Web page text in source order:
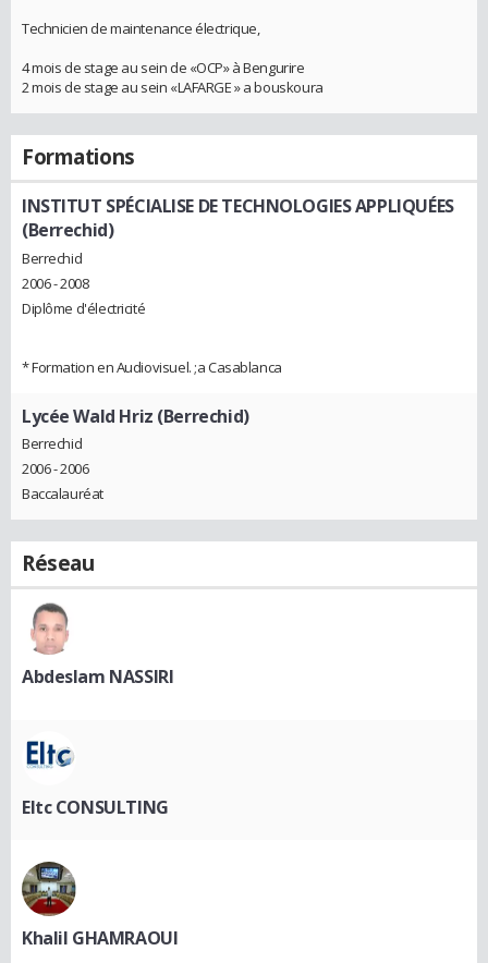
Technicien de maintenance électrique,
4 mois de stage au sein de «OCP» à Bengurire
2 mois de stage au sein «LAFARGE » a bouskoura
Formations
INSTITUT SPÉCIALISE DE TECHNOLOGIES APPLIQUÉES
(Berrechid)
Berrechid
2006 - 2008
Diplôme d'électricité
* Formation en Audiovisuel. ;a Casablanca
Lycée Wald Hriz (Berrechid)
Berrechid
2006 - 2006
Baccalauréat
Réseau
Abdeslam NASSIRI
Eltc CONSULTING
Khalil GHAMRAOUI